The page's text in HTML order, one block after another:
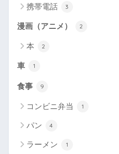
携帯電話 3
漫画（アニメ） 2
本 2
車 1
食事 9
コンビニ弁当 1
パン 4
ラーメン 1